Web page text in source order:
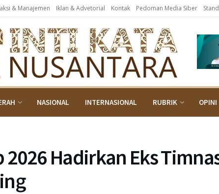
& Manajemen Iklan & Advetorial Kontak Pedoman Media Siber
NASIONAL INTERNASIONAL RUBRIK OPINI
2026 Hadirkan Eks